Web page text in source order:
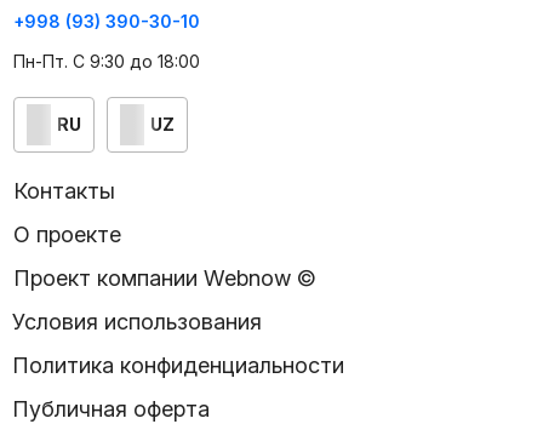
+998 (93) 390-30-10
Пн-Пт. С 9:30 до 18:00
RU UZ
Контакты
О проекте
Проект компании Webnow ©
Условия использования
Политика конфиденциальности
Публичная оферта